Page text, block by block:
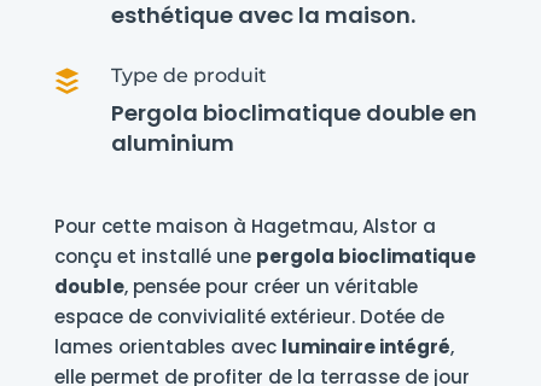
esthétique avec la maison.
 Type de produit
Pergola bioclimatique double en
aluminium
Pour cette maison à Hagetmau, Alstor a
conçu et installé une pergola bioclimatique
double, pensée pour créer un véritable
espace de convivialité extérieur. Dotée de
lames orientables avec luminaire intégré,
elle permet de profiter de la terrasse de jour